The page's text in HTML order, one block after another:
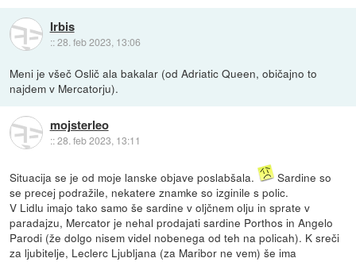
Irbis
::28. feb 2023, 13:06
Meni je všeč Oslič ala bakalar (od Adriatic Queen, običajno to
najdem v Mercatorju).
mojsterleo
::28. feb 2023, 13:11
Situacija se je od moje lanske objave poslabšala.
Sardine so
se precej podražile, nekatere znamke so izginile s polic.
V Lidlu imajo tako samo še sardine v oljčnem olju in sprate v
paradajzu, Mercator je nehal prodajati sardine Porthos in Angelo
Parodi (že dolgo nisem videl nobenega od teh na policah). K sreči
za ljubitelje, Leclerc Ljubljana (za Maribor ne vem) še ima